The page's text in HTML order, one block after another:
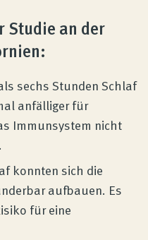
Studie an der
sechs Stunden Schlaf
anfälliger für
Immunsystem nicht
konnten sich die
aufbauen. Es
für eine